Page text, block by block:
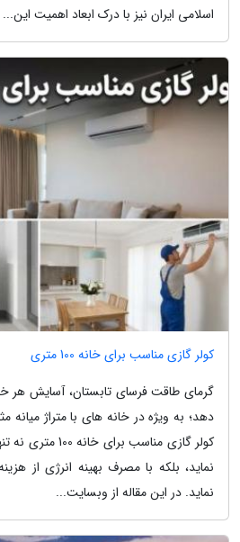
اسلامی ایران نیز با درک ابعاد اهمیت این...
کولر گازی مناسب برای خانه 100 متری
گرمای طاقت فرسای تابستان، آسایش هر
کولر گازی مناسب
نماید، بلکه با مصرف بهینه انرژی از
نماید. در این مقاله از وبسایت...